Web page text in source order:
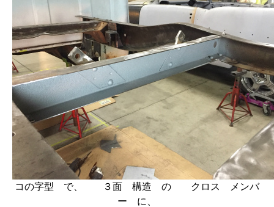
コの字型 で、 ３面 構造 の クロス メンバ
ー に、